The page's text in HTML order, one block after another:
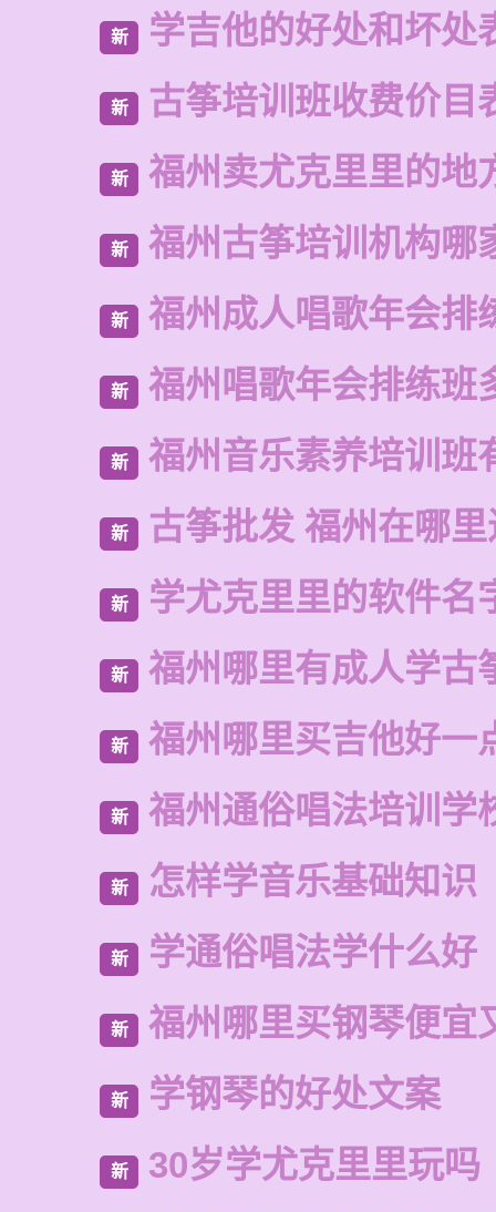
新 学吉他的好处和坏处
新 古筝培训班收费价目
新 福州卖尤克里里的地
新 福州古筝培训机构哪
新 福州成人唱歌年会排
新 福州唱歌年会排练班
新 福州音乐素养培训班
新 古筝批发 福州在哪
新 学尤克里里的软件名
新 福州哪里有成人学古
新 福州哪里买吉他好一
新 福州通俗唱法培训学
新 怎样学音乐基础知识
新 学通俗唱法学什么好
新 福州哪里买钢琴便宜
新 学钢琴的好处文案
新 30岁学尤克里里玩吗